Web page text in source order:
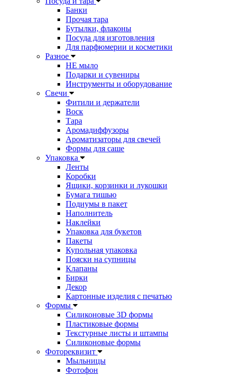
Банки
Прочая тара
Бутылки, флаконы
Посуда для изготовления
Для парфюмерии и косметики
Разное
НЕ мыло
Подарки и сувениры
Инструменты и оборудование
Свечи
Фитили и держатели
Воск
Тара
Аромадиффузоры
Ароматизаторы для свечей
Формы для саше
Упаковка
Ленты
Коробки
Ящики, корзинки и лукошки
Бумага тишью
Подиумы в пакет
Наполнитель
Наклейки
Упаковка для букетов
Пакеты
Купольная упаковка
Пояски на супницы
Клапаны
Бирки
Декор
Картонные изделия с печатью
Формы
Силиконовые 3D формы
Пластиковые формы
Текстурные листы и штампы
Силиконовые формы
Фотореквизит
Мыльницы
Фотофон